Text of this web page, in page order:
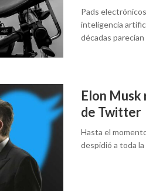
Pads
inteligencia
décadas parecían
Elon
de Twitter
Hasta el
despidió a toda